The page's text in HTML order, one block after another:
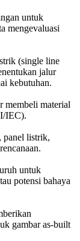
untuk
mengevaluasi
(single line
jalur
kebutuhan.
membeli material
IEC).
panel listrik,
untuk
potensi bahaya
gambar as-built